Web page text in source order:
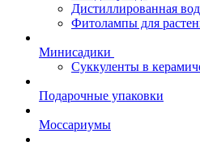
Дистиллированная
Фитолампы для
Минисадики
Суккуленты в
Подарочные упаковки
Моссариумы